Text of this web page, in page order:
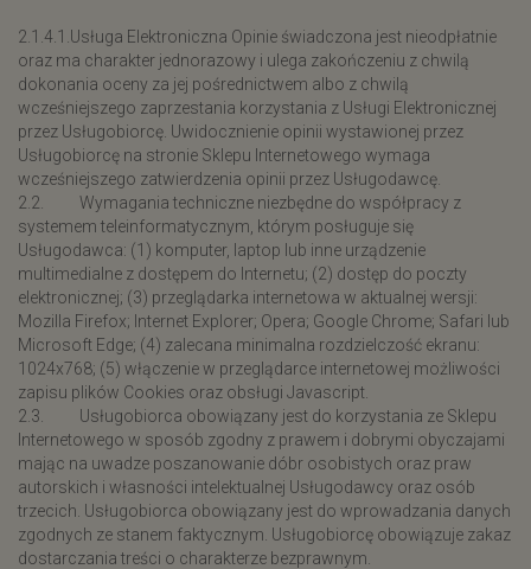
2.1.4.1.Usługa Elektroniczna Opinie świadczona jest nieodpłatnie
oraz ma charakter jednorazowy i ulega zakończeniu z chwilą
dokonania oceny za jej pośrednictwem albo z chwilą
wcześniejszego zaprzestania korzystania z Usługi Elektronicznej
przez Usługobiorcę. Uwidocznienie opinii wystawionej przez
Usługobiorcę na stronie Sklepu Internetowego wymaga
wcześniejszego zatwierdzenia opinii przez Usługodawcę.
2.2. Wymagania techniczne niezbędne do współpracy z
systemem teleinformatycznym, którym posługuje się
Usługodawca: (1) komputer, laptop lub inne urządzenie
multimedialne z dostępem do Internetu; (2) dostęp do poczty
elektronicznej; (3) przeglądarka internetowa w aktualnej wersji:
Mozilla Firefox; Internet Explorer; Opera; Google Chrome; Safari lub
Microsoft Edge; (4) zalecana minimalna rozdzielczość ekranu:
1024x768; (5) włączenie w przeglądarce internetowej możliwości
zapisu plików Cookies oraz obsługi Javascript.
2.3. Usługobiorca obowiązany jest do korzystania ze Sklepu
Internetowego w sposób zgodny z prawem i dobrymi obyczajami
mając na uwadze poszanowanie dóbr osobistych oraz praw
autorskich i własności intelektualnej Usługodawcy oraz osób
trzecich. Usługobiorca obowiązany jest do wprowadzania danych
zgodnych ze stanem faktycznym. Usługobiorcę obowiązuje zakaz
dostarczania treści o charakterze bezprawnym.